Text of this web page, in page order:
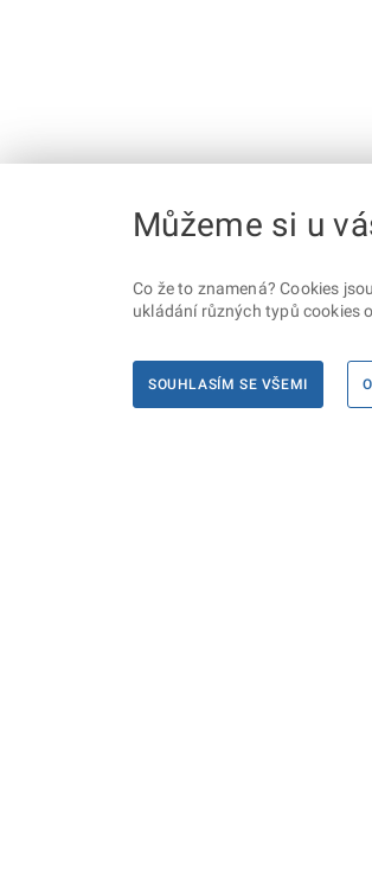
Můžeme si u
Co že to znamená? Cookies
ukládání různých typů cookies
SOUHLASÍM SE VŠEMI